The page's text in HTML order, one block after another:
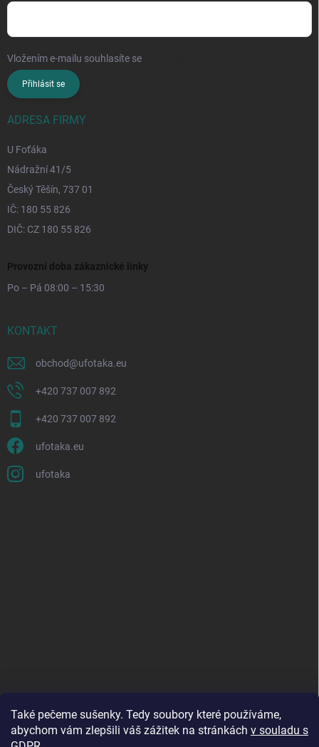
Také pečeme sušenky. Tedy soubory které používáme,
abychom vám zlepšili váš zážitek na stránkách v souladu s
Vložením e-mailu souhlasíte se
Přihlásit se
ADRESA FIRMY
U Foťáka
Nádražní 41/5
Český Těšín, 737 01
IČ: 180 55 826
DIČ: CZ 180 55 826
Provozní doba zákaznické linky
Po – Pá 08:00 – 15:30
KONTAKT
obchod@ufotaka.eu
+420 737 007 892
+420 737 007 892
ufotaka.eu
ufotaka